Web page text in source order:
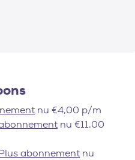
nu €4,00 p/m
nu €11,00
abonnement nu